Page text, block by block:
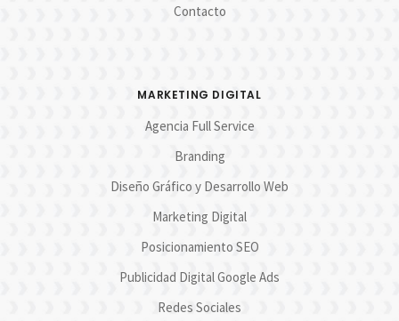
Contacto
MARKETING DIGITAL
Agencia Full Service
Branding
Diseño Gráfico y Desarrollo Web
Marketing Digital
Posicionamiento SEO
Publicidad Digital Google Ads
Redes Sociales